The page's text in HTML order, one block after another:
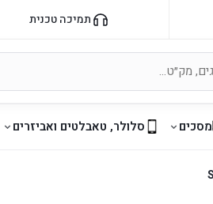
תמיכה טכנית
מסכים סלולר, טאבלטים ואביזרים